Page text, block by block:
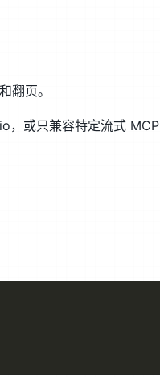
翻页。
，或只兼容特定流式